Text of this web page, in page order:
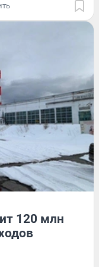
120 млн